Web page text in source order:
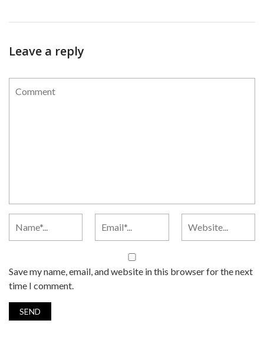
Leave a reply
Save my name, email, and website in this browser for the next
time I comment.